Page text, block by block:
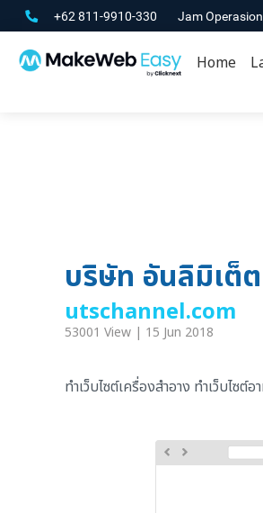
+62 811-9910-330 Jam
Home
บริษัท อันลิมิเต็ต
utschannel.com
53001 View | 15 Jun 2018
ทำเว็บไซต์เครื่องสำอาง ทำเว็บไซ